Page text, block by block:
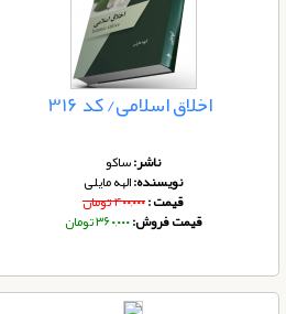
اخلاق اسلامی/ کد 316
ناشر:ساکو
نویسنده:الهه مایلی
قیمت :۴۰۰,۰۰۰ تومان
قیمت فروش:۳۶۰,۰۰۰ تومان